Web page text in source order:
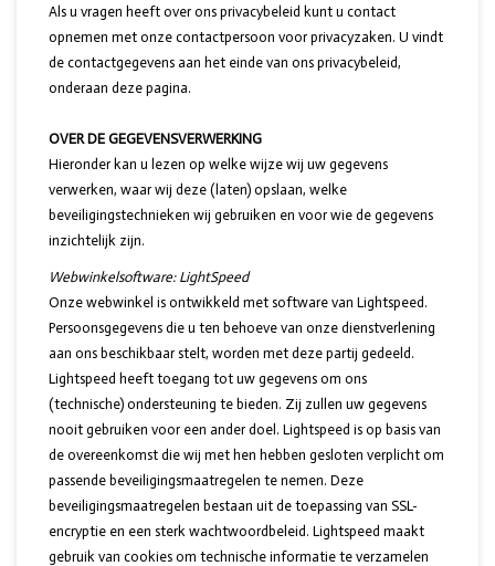
Als u vragen heeft over ons privacybeleid kunt u contact
opnemen met onze contactpersoon voor privacyzaken. U vindt
de contactgegevens aan het einde van ons privacybeleid,
onderaan deze pagina.
OVER DE GEGEVENSVERWERKING
Hieronder kan u lezen op welke wijze wij uw gegevens
verwerken, waar wij deze (laten) opslaan, welke
beveiligingstechnieken wij gebruiken en voor wie de gegevens
inzichtelijk zijn.
Webwinkelsoftware: LightSpeed
Onze webwinkel is ontwikkeld met software van Lightspeed.
Persoonsgegevens die u ten behoeve van onze dienstverlening
aan ons beschikbaar stelt, worden met deze partij gedeeld.
Lightspeed heeft toegang tot uw gegevens om ons
(technische) ondersteuning te bieden. Zij zullen uw gegevens
nooit gebruiken voor een ander doel. Lightspeed is op basis van
de overeenkomst die wij met hen hebben gesloten verplicht om
passende beveiligingsmaatregelen te nemen. Deze
beveiligingsmaatregelen bestaan uit de toepassing van SSL-
encryptie en een sterk wachtwoordbeleid. Lightspeed maakt
gebruik van cookies om technische informatie te verzamelen